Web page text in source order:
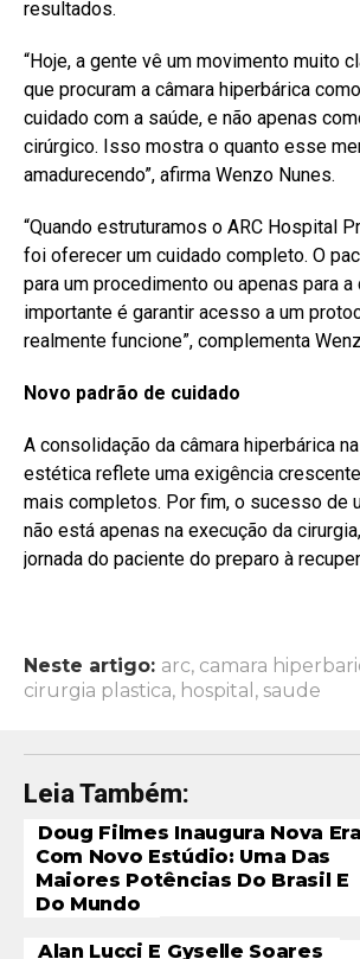
resultados.
“Hoje, a gente vê um movimento muito
que procuram a câmara hiperbárica
cuidado com a saúde, e não apenas
cirúrgico. Isso mostra o quanto esse
amadurecendo”, afirma Wenzo Nunes.
“Quando estruturamos o ARC Hospital
foi oferecer um cuidado completo. O
para um procedimento ou apenas para
importante é garantir acesso a um
realmente funcione”, complementa
Novo padrão de cuidado
A consolidação da câmara hiperbárica
estética reflete uma exigência
mais completos. Por fim, o sucesso de
não está apenas na execução da
jornada do paciente do preparo à
Neste artigo: arc, camara
cirurgia plastica, hospital , saude
Leia Também:
Doug Filmes Inaugura Nova Era
Com Novo Estúdio: Uma Das
Maiores Potências Do Brasil E
Do Mundo
Alan Lucci E Gyselle Soares